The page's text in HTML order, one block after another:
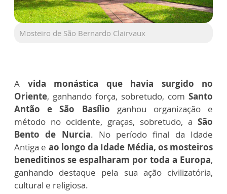
Mosteiro de São Bernardo Clairvaux
A vida monástica que havia surgido no
Oriente, ganhando força, sobretudo, com Santo
Antão e São Basílio ganhou organização e
método no ocidente, graças, sobretudo, a São
Bento de Nurcia. No período final da Idade
Antiga e ao longo da Idade Média, os mosteiros
beneditinos se espalharam por toda a Europa,
ganhando destaque pela sua ação civilizatória,
cultural e religiosa.